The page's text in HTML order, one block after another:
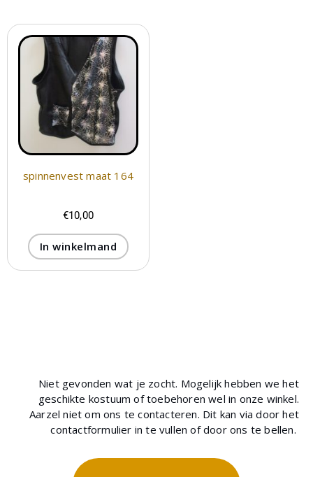
spinnenvest maat 164
€10,00
In winkelmand
Niet gevonden wat je zocht. Mogelijk hebben we het
geschikte kostuum of toebehoren wel in onze winkel.
Aarzel niet om ons te contacteren. Dit kan via door het
contactformulier in te vullen of door ons te bellen.